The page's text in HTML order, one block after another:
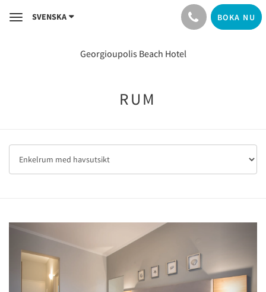
ToggleSVENSKA BOKA NU
Georgioupolis Beach Hotel
RUM